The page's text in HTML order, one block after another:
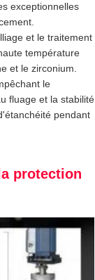
exceptionnelles
et le traitement
température
et le zirconium.
le
fluage et la stabilité
pendant
protection